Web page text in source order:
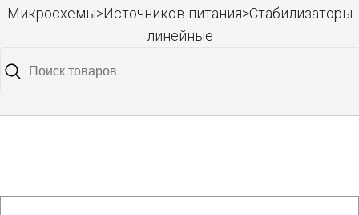
Микросхемы>Источников питания>Стабилизаторы
линейные